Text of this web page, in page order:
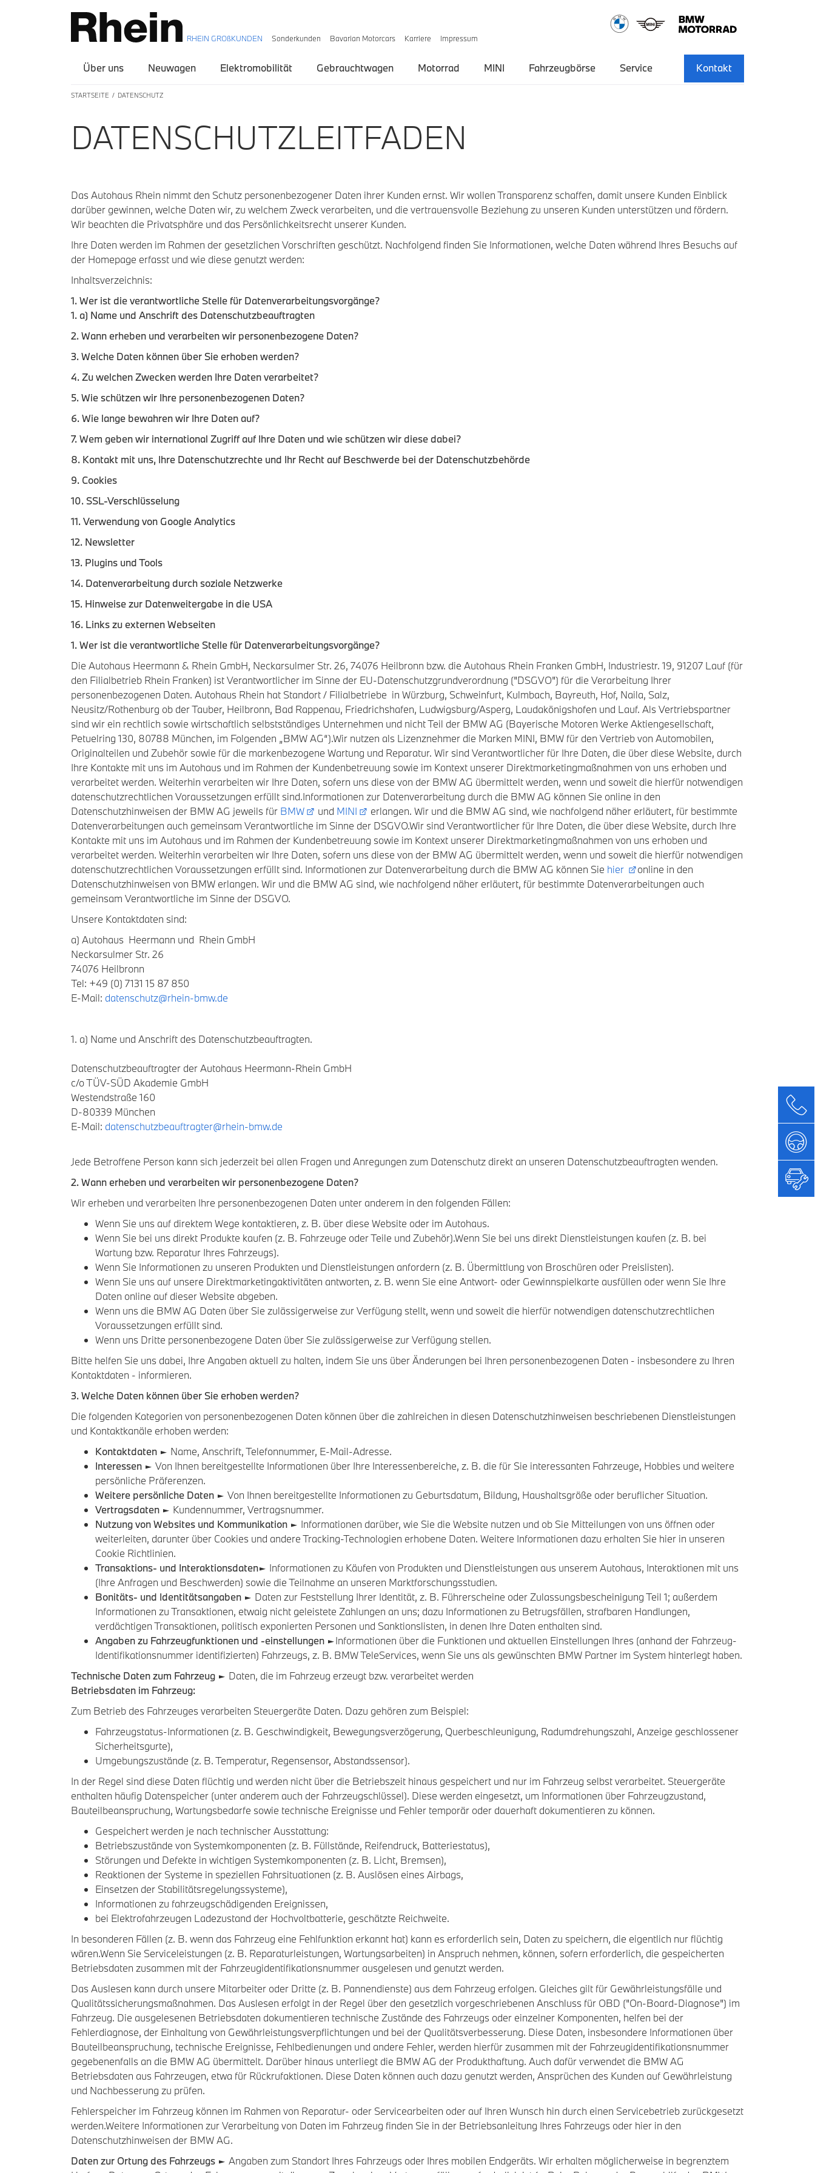
RHEIN GROßKUNDEN Sonderkunden Bavarian Motorcars Karriere Impressum
Über uns Neuwagen Elektromobilität Gebrauchtwagen Motorrad MINI Fahrzeugbörse Service Kontakt
STARTSEITE DATENSCHUTZ
DATENSCHUTZLEITFADEN
Das Autohaus Rhein nimmt den Schutz personenbezogener Daten ihrer Kunden ernst. Wir wollen Transparenz schaffen, damit unsere Kunden Einblick
darüber gewinnen, welche Daten wir, zu welchem Zweck verarbeiten, und die vertrauensvolle Beziehung zu unseren Kunden unterstützen und fördern.
Wir beachten die Privatsphäre und das Persönlichkeitsrecht unserer Kunden.
Ihre Daten werden im Rahmen der gesetzlichen Vorschriften geschützt. Nachfolgend finden Sie Informationen, welche Daten während Ihres Besuchs auf
der Homepage erfasst und wie diese genutzt werden:
Inhaltsverzeichnis:
1. Wer ist die verantwortliche Stelle für Datenverarbeitungsvorgänge?
1. a) Name und Anschrift des Datenschutzbeauftragten
2. Wann erheben und verarbeiten wir personenbezogene Daten?
3. Welche Daten können über Sie erhoben werden?
4. Zu welchen Zwecken werden Ihre Daten verarbeitet?
5. Wie schützen wir Ihre personenbezogenen Daten?
6. Wie lange bewahren wir Ihre Daten auf?
7. Wem geben wir international Zugriff auf Ihre Daten und wie schützen wir diese dabei?
8. Kontakt mit uns, Ihre Datenschutzrechte und Ihr Recht auf Beschwerde bei der Datenschutzbehörde
9. Cookies
10. SSL-Verschlüsselung
11. Verwendung von Google Analytics
12. Newsletter
13. Plugins und Tools
14. Datenverarbeitung durch soziale Netzwerke
15. Hinweise zur Datenweitergabe in die USA
16. Links zu externen Webseiten
1. Wer ist die verantwortliche Stelle für Datenverarbeitungsvorgänge?
Die Autohaus Heermann & Rhein GmbH, Neckarsulmer Str. 26, 74076 Heilbronn bzw. die Autohaus Rhein Franken GmbH, Industriestr. 19, 91207 Lauf (für
den Filialbetrieb Rhein Franken) ist Verantwortlicher im Sinne der EU-Datenschutzgrundverordnung ("DSGVO") für die Verarbeitung Ihrer
personenbezogenen Daten. Autohaus Rhein hat Standort / Filialbetriebe in Würzburg, Schweinfurt, Kulmbach, Bayreuth, Hof, Naila, Salz,
Neusitz/Rothenburg ob der Tauber, Heilbronn, Bad Rappenau, Friedrichshafen, Ludwigsburg/Asperg, Laudakönigshofen und Lauf. Als Vertriebspartner
sind wir ein rechtlich sowie wirtschaftlich selbstständiges Unternehmen und nicht Teil der BMW AG (Bayerische Motoren Werke Aktiengesellschaft,
Petuelring 130, 80788 München, im Folgenden „BMW AG“).Wir nutzen als Lizenznehmer die Marken MINI, BMW für den Vertrieb von Automobilen,
Originalteilen und Zubehör sowie für die markenbezogene Wartung und Reparatur. Wir sind Verantwortlicher für Ihre Daten, die über diese Website, durch
Ihre Kontakte mit uns im Autohaus und im Rahmen der Kundenbetreuung sowie im Kontext unserer Direktmarketingmaßnahmen von uns erhoben und
verarbeitet werden. Weiterhin verarbeiten wir Ihre Daten, sofern uns diese von der BMW AG übermittelt werden, wenn und soweit die hierfür notwendigen
datenschutzrechtlichen Voraussetzungen erfüllt sind.Informationen zur Datenverarbeitung durch die BMW AG können Sie online in den
Datenschutzhinweisen der BMW AG jeweils für BMW und MINI
erlangen. Wir und die BMW AG sind, wie nachfolgend näher erläutert, für bestimmte
Datenverarbeitungen auch gemeinsam Verantwortliche im Sinne der DSGVO.Wir sind Verantwortlicher für Ihre Daten, die über diese Website, durch Ihre
Kontakte mit uns im Autohaus und im Rahmen der Kundenbetreuung sowie im Kontext unserer Direktmarketingmaßnahmen von uns erhoben und
verarbeitet werden. Weiterhin verarbeiten wir Ihre Daten, sofern uns diese von der BMW AG übermittelt werden, wenn und soweit die hierfür notwendigen
datenschutzrechtlichen Voraussetzungen erfüllt sind. Informationen zur Datenverarbeitung durch die BMW AG können Sie hier
online in den
Datenschutzhinweisen von BMW erlangen. Wir und die BMW AG sind, wie nachfolgend näher erläutert, für bestimmte Datenverarbeitungen auch
gemeinsam Verantwortliche im Sinne der DSGVO.
Unsere Kontaktdaten sind:
a) Autohaus Heermann und Rhein GmbH
Neckarsulmer Str. 26
74076 Heilbronn
Tel: +49 (0) 7131 15 87 850
E-Mail: datenschutz@rhein-bmw.de
1. a) Name und Anschrift des Datenschutzbeauftragten.
Datenschutzbeauftragter der Autohaus Heermann-Rhein GmbH
c/o TÜV-SÜD Akademie GmbH
Westendstraße 160
D-80339 München
E-Mail: datenschutzbeauftragter@rhein-bmw.de
Jede Betroffene Person kann sich jederzeit bei allen Fragen und Anregungen zum Datenschutz direkt an unseren Datenschutzbeauftragten wenden.
2. Wann erheben und verarbeiten wir personenbezogene Daten?
Wir erheben und verarbeiten Ihre personenbezogenen Daten unter anderem in den folgenden Fällen:
Wenn Sie uns auf direktem Wege kontaktieren, z. B. über diese Website oder im Autohaus.
Wenn Sie bei uns direkt Produkte kaufen (z. B. Fahrzeuge oder Teile und Zubehör).Wenn Sie bei uns direkt Dienstleistungen kaufen (z. B. bei
Wartung bzw. Reparatur Ihres Fahrzeugs).
Wenn Sie Informationen zu unseren Produkten und Dienstleistungen anfordern (z. B. Übermittlung von Broschüren oder Preislisten).
Wenn Sie uns auf unsere Direktmarketingaktivitäten antworten, z. B. wenn Sie eine Antwort- oder Gewinnspielkarte ausfüllen oder wenn Sie Ihre
Daten online auf dieser Website abgeben.
Wenn uns die BMW AG Daten über Sie zulässigerweise zur Verfügung stellt, wenn und soweit die hierfür notwendigen datenschutzrechtlichen
Voraussetzungen erfüllt sind.
Wenn uns Dritte personenbezogene Daten über Sie zulässigerweise zur Verfügung stellen.
Bitte helfen Sie uns dabei, Ihre Angaben aktuell zu halten, indem Sie uns über Änderungen bei Ihren personenbezogenen Daten - insbesondere zu Ihren
Kontaktdaten - informieren.
3. Welche Daten können über Sie erhoben werden?
Die folgenden Kategorien von personenbezogenen Daten können über die zahlreichen in diesen Datenschutzhinweisen beschriebenen Dienstleistungen
und Kontaktkanäle erhoben werden:
Kontaktdaten ► Name, Anschrift, Telefonnummer, E-Mail-Adresse.
Interessen ► Von Ihnen bereitgestellte Informationen über Ihre Interessenbereiche, z. B. die für Sie interessanten Fahrzeuge, Hobbies und weitere
persönliche Präferenzen.
Weitere persönliche Daten ► Von Ihnen bereitgestellte Informationen zu Geburtsdatum, Bildung, Haushaltsgröße oder beruflicher Situation.
Vertragsdaten ► Kundennummer, Vertragsnummer.
Nutzung von Websites und Kommunikation ► Informationen darüber, wie Sie die Website nutzen und ob Sie Mitteilungen von uns öffnen oder
weiterleiten, darunter über Cookies und andere Tracking-Technologien erhobene Daten. Weitere Informationen dazu erhalten Sie hier in unseren
Cookie Richtlinien.
Transaktions- und Interaktionsdaten► Informationen zu Käufen von Produkten und Dienstleistungen aus unserem Autohaus, Interaktionen mit uns
(Ihre Anfragen und Beschwerden) sowie die Teilnahme an unseren Marktforschungsstudien.
Bonitäts- und Identitätsangaben ► Daten zur Feststellung Ihrer Identität, z. B. Führerscheine oder Zulassungsbescheinigung Teil 1; außerdem
Informationen zu Transaktionen, etwaig nicht geleistete Zahlungen an uns; dazu Informationen zu Betrugsfällen, strafbaren Handlungen,
verdächtigen Transaktionen, politisch exponierten Personen und Sanktionslisten, in denen Ihre Daten enthalten sind.
Angaben zu Fahrzeugfunktionen und -einstellungen ►Informationen über die Funktionen und aktuellen Einstellungen Ihres (anhand der Fahrzeug-
Identifikationsnummer identifizierten) Fahrzeugs, z. B. BMW TeleServices, wenn Sie uns als gewünschten BMW Partner im System hinterlegt haben.
Technische Daten zum Fahrzeug ► Daten, die im Fahrzeug erzeugt bzw. verarbeitet werden
Betriebsdaten im Fahrzeug:
Zum Betrieb des Fahrzeuges verarbeiten Steuergeräte Daten. Dazu gehören zum Beispiel:
Fahrzeugstatus-Informationen (z. B. Geschwindigkeit, Bewegungsverzögerung, Querbeschleunigung, Radumdrehungszahl, Anzeige geschlossener
Sicherheitsgurte),
Umgebungszustände (z. B. Temperatur, Regensensor, Abstandssensor).
In der Regel sind diese Daten flüchtig und werden nicht über die Betriebszeit hinaus gespeichert und nur im Fahrzeug selbst verarbeitet. Steuergeräte
enthalten häufig Datenspeicher (unter anderem auch der Fahrzeugschlüssel). Diese werden eingesetzt, um Informationen über Fahrzeugzustand,
Bauteilbeanspruchung, Wartungsbedarfe sowie technische Ereignisse und Fehler temporär oder dauerhaft dokumentieren zu können.
Gespeichert werden je nach technischer Ausstattung:
Betriebszustände von Systemkomponenten (z. B. Füllstände, Reifendruck, Batteriestatus),
Störungen und Defekte in wichtigen Systemkomponenten (z. B. Licht, Bremsen),
Reaktionen der Systeme in speziellen Fahrsituationen (z. B. Auslösen eines Airbags,
Einsetzen der Stabilitätsregelungssysteme),
Informationen zu fahrzeugschädigenden Ereignissen,
bei Elektrofahrzeugen Ladezustand der Hochvoltbatterie, geschätzte Reichweite.
In besonderen Fällen (z. B. wenn das Fahrzeug eine Fehlfunktion erkannt hat) kann es erforderlich sein, Daten zu speichern, die eigentlich nur flüchtig
wären.Wenn Sie Serviceleistungen (z. B. Reparaturleistungen, Wartungsarbeiten) in Anspruch nehmen, können, sofern erforderlich, die gespeicherten
Betriebsdaten zusammen mit der Fahrzeugidentifikationsnummer ausgelesen und genutzt werden.
Das Auslesen kann durch unsere Mitarbeiter oder Dritte (z. B. Pannendienste) aus dem Fahrzeug erfolgen. Gleiches gilt für Gewährleistungsfälle und
Qualitätssicherungsmaßnahmen. Das Auslesen erfolgt in der Regel über den gesetzlich vorgeschriebenen Anschluss für OBD ("On-Board-Diagnose") im
Fahrzeug. Die ausgelesenen Betriebsdaten dokumentieren technische Zustände des Fahrzeugs oder einzelner Komponenten, helfen bei der
Fehlerdiagnose, der Einhaltung von Gewährleistungsverpflichtungen und bei der Qualitätsverbesserung. Diese Daten, insbesondere Informationen über
Bauteilbeanspruchung, technische Ereignisse, Fehlbedienungen und andere Fehler, werden hierfür zusammen mit der Fahrzeugidentifikationsnummer
gegebenenfalls an die BMW AG übermittelt. Darüber hinaus unterliegt die BMW AG der Produkthaftung. Auch dafür verwendet die BMW AG
Betriebsdaten aus Fahrzeugen, etwa für Rückrufaktionen. Diese Daten können auch dazu genutzt werden, Ansprüchen des Kunden auf Gewährleistung
und Nachbesserung zu prüfen.
Fehlerspeicher im Fahrzeug können im Rahmen von Reparatur- oder Servicearbeiten oder auf Ihren Wunsch hin durch einen Servicebetrieb zurückgesetzt
werden.Weitere Informationen zur Verarbeitung von Daten im Fahrzeug finden Sie in der Betriebsanleitung Ihres Fahrzeugs oder hier in den
Datenschutzhinweisen der BMW AG.
Daten zur Ortung des Fahrzeugs ► Angaben zum Standort Ihres Fahrzeugs oder Ihres mobilen Endgeräts. Wir erhalten möglicherweise in begrenztem